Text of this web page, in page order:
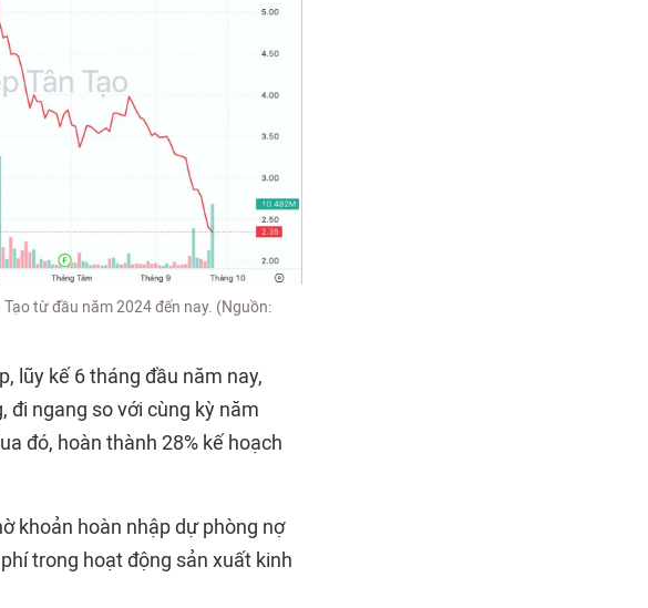
từ đầu năm 2024 đến nay. (Nguồn:
lũy kế 6 tháng đầu năm nay,
đi ngang so với cùng kỳ năm
đó, hoàn thành 28% kế hoạch
khoản hoàn nhập dự phòng nợ
trong hoạt động sản xuất kinh